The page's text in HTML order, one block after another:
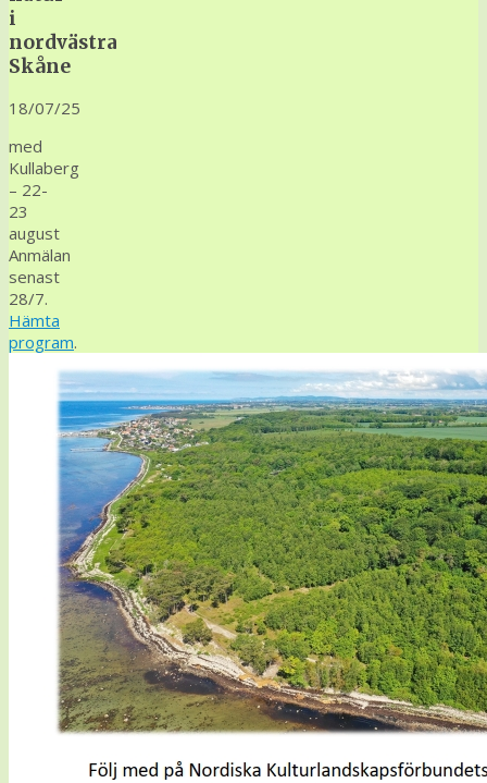
i
nordvästra
Skåne
18/07/25
med
Kullaberg
– 22-
23
august
Anmälan
senast
28/7.
Hämta
program.